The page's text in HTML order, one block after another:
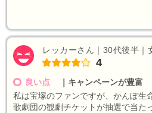
レッカーさん｜30代後半｜
4
良い点
キャンペーンが豊富
私は宝塚のファンですが、かんぽ生
歌劇団の観劇チケットが抽選で当た